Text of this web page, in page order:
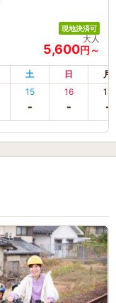
現地決済可
大人
5,600円～
土 日 月
15 16 17